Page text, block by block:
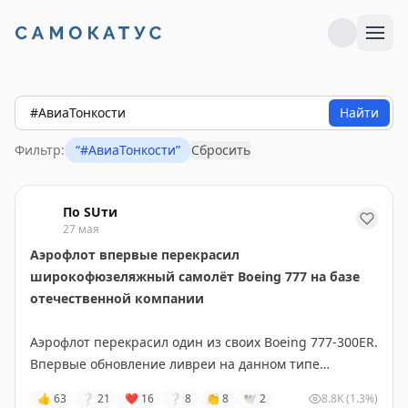
Найти
Фильтр: “#АвиаТонкости” Сбросить
По SUти
27 мая
Аэрофлот впервые перекрасил
широкофюзеляжный самолёт Boeing 777 на базе
отечественной компании
Аэрофлот перекрасил один из своих Boeing 777-300ER.
Впервые обновление ливреи на данном типе
👍 63 ❔ 21 ❤ 16 ❔ 8 👏 8 🕊 2 8.8K(1.3%)